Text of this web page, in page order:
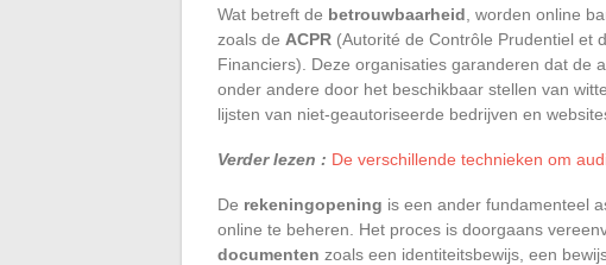
Wat betreft de betrouwbaarheid , worden online
zoals de ACPR (Autorité de Contrôle Prudentiel et
Financiers). Deze organisaties garanderen dat de
onder andere door het beschikbaar stellen van
lijsten van niet-geautoriseerde bedrijven en
Verder lezen : De verschillende technieken om
De rekeningopening is een ander fundamenteel
online te beheren. Het proces is doorgaans
documenten zoals een identiteitsbewijs, een